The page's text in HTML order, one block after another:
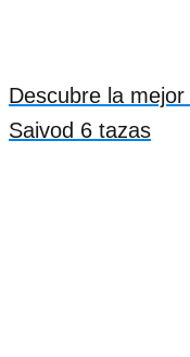
Descubre la
Saivod 6 tazas